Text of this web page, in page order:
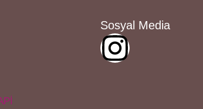
Sosyal Media